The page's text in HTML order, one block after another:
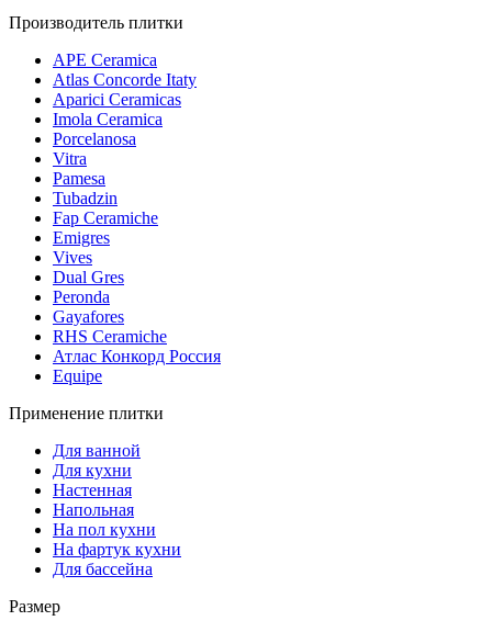
Производитель плитки
APE Ceramica
Atlas Concorde Itaty
Aparici Ceramicas
Imola Ceramica
Porcelanosa
Vitra
Pamesa
Tubadzin
Fap Ceramiche
Emigres
Vives
Dual Gres
Peronda
Gayafores
RHS Ceramiche
Атлас Конкорд Россия
Equipe
Применение плитки
Для ванной
Для кухни
Настенная
Напольная
На пол кухни
На фартук кухни
Для бассейна
Размер